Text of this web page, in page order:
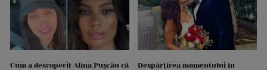
Cum a descoperit Alina Pușcău că
Despărțirea momentului în